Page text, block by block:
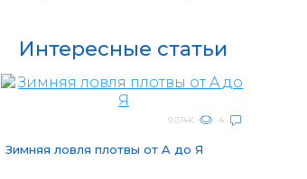
Интересные статьи
9.074K 4
Зимняя ловля плотвы от A до Я